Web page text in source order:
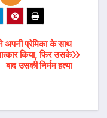
अपनी प्रेमिका के साथ
किया, फिर उसके
बाद उसकी निर्मम हत्या